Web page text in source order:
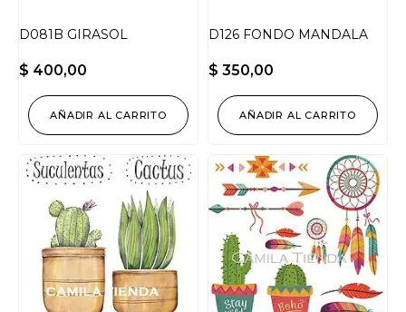
D081B GIRASOL
$ 400,00
AÑADIR AL CARRITO
D126 FONDO MANDALA
$ 350,00
AÑADIR AL CARRITO